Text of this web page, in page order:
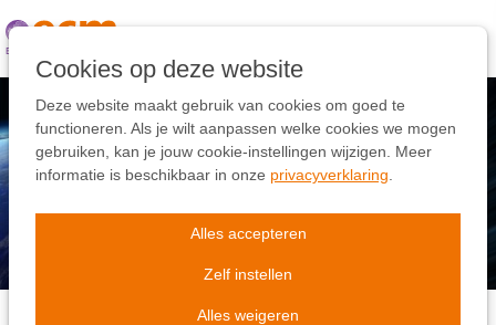
Cookies op deze website
Deze website maakt gebruik van cookies om goed te
functioneren. Als je wilt aanpassen welke cookies we mogen
gebruiken, kan je jouw cookie-instellingen wijzigen. Meer
informatie is beschikbaar in onze privacyverklaring
Alles accepteren
Zelf instellen
Alles weigeren
overslaan
naar
de
inhoud
Ga
naar
navigatie
Uw gift voor Europa